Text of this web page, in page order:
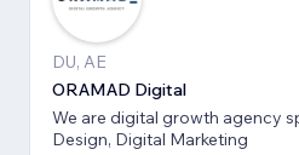
DU, AE
ORAMAD Digital
We are digital growth agency
Design, Digital Marketing